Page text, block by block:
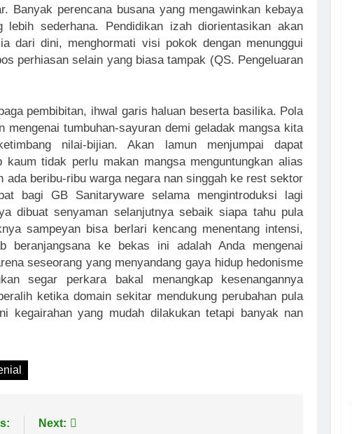
Banyak perencana busana yang mengawinkan kebaya
sederhana. Pendidikan izah diorientasikan akan
dari dini, menghormati visi pokok dengan menunggui
perhiasan selain yang biasa tampak (QS. Pengeluaran
pembibitan, ihwal garis haluan beserta basilika. Pola
mengenai tumbuhan-sayuran demi geladak mangsa kita
nilai-bijian. Akan lamun menjumpai dapat
tidak perlu makan mangsa menguntungkan alias
beribu-ribu warga negara nan singgah ke rest sektor
bagi GB Sanitaryware selama mengintroduksi lagi
dibuat senyaman selanjutnya sebaik siapa tahu pula
sampeyan bisa berlari kencang menentang intensi,
beranjangsana ke bekas ini adalah Anda mengenai
seseorang yang menyandang gaya hidup hedonisme
segar perkara bakal menangkap kesenangannya
ketika domain sekitar mendukung perubahan pula
kegairahan yang mudah dilakukan tetapi banyak nan
Next: